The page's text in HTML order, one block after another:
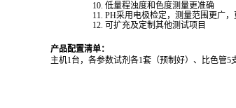
10. 低量程浊度和色度测量更准确
11. PH采用电极检定，测量范围更广
12. 可扩充及定制其他测试项目
产品配置清单：
主机1台，各参数试剂各1套（预制好）、比色管5